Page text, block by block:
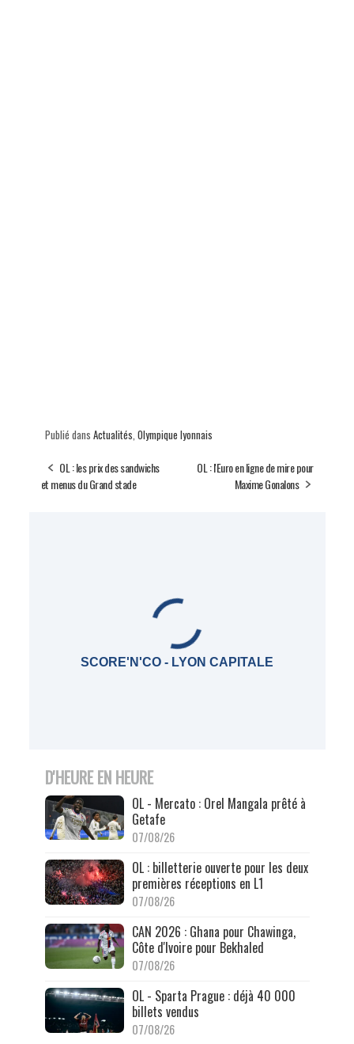
Publié dans Actualités, Olympique lyonnais
OL : les prix des sandwichs
et menus du Grand stade
OL : l'Euro en ligne de mire pour
Maxime Gonalons
SCORE'N'CO - LYON CAPITALE
D'HEURE EN HEURE
OL - Mercato : Orel Mangala prêté à
Getafe
07/08/26
OL : billetterie ouverte pour les deux
premières réceptions en L1
07/08/26
CAN 2026 : Ghana pour Chawinga,
Côte d'Ivoire pour Bekhaled
07/08/26
OL - Sparta Prague : déjà 40 000
billets vendus
07/08/26